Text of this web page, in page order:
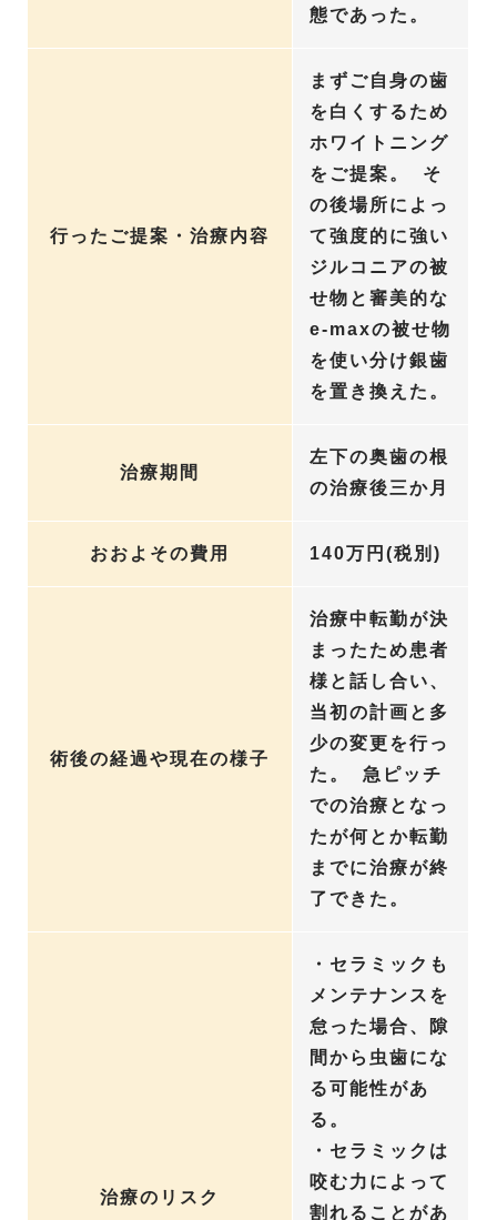
態であった。
行ったご提案・治療内容
まずご自身の歯
を白くするため
ホワイトニング
をご提案。 そ
の後場所によっ
て強度的に強い
ジルコニアの被
せ物と審美的な
e-maxの被せ物
を使い分け銀歯
を置き換えた。
治療期間
左下の奥歯の根
の治療後三か月
おおよその費用 140万円(税別)
術後の経過や現在の様子
治療中転勤が決
まったため患者
様と話し合い、
当初の計画と多
少の変更を行っ
た。 急ピッチ
での治療となっ
たが何とか転勤
までに治療が終
了できた。
治療のリスク
・セラミックも
メンテナンスを
怠った場合、隙
間から虫歯にな
る可能性があ
る。
・セラミックは
咬む力によって
割れることがあ